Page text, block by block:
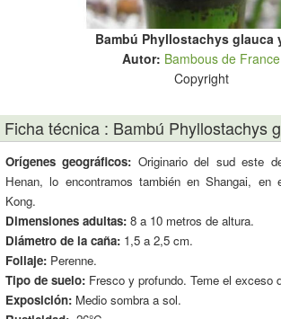
Bambú Phyllostachys glauca
Autor: Bambous de France
Copyright
Ficha técnica : Bambú Phyllostachys
Orígenes geográficos: Originario del sud este
Henan, lo encontramos también en Shangai,
Kong.
Dimensiones adultas: 8 a 10 metros de altura.
Diámetro de la caña: 1,5 a 2,5 cm.
Follaje: Perenne.
Tipo de suelo: Fresco y profundo. Teme el exceso
Exposición: Medio sombra a sol.